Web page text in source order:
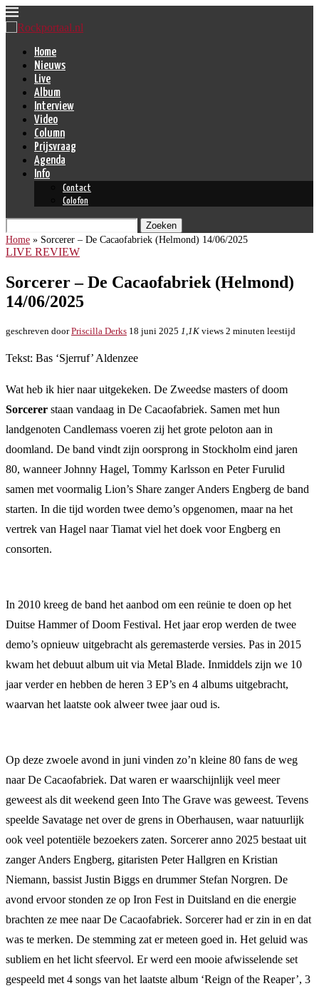
Home
Nieuws
Live
Album
Interview
Video
Column
Prijsvraag
Agenda
Info
Contact
Colofon
Zoeken
Home » Sorcerer – De Cacaofabriek (Helmond) 14/06/2025
LIVE REVIEW
Sorcerer – De Cacaofabriek (Helmond)
14/06/2025
geschreven doorPriscilla Derks 18 juni 2025 1,1K views 2 minuten leestijd
Tekst: Bas ‘Sjerruf’ Aldenzee
Wat heb ik hier naar uitgekeken. De Zweedse masters of doom
Sorcerer staan vandaag in De Cacaofabriek. Samen met hun
landgenoten Candlemass voeren zij het grote peloton aan in
doomland. De band vindt zijn oorsprong in Stockholm eind jaren
80, wanneer Johnny Hagel, Tommy Karlsson en Peter Furulid
samen met voormalig Lion’s Share zanger Anders Engberg de band
starten. In die tijd worden twee demo’s opgenomen, maar na het
vertrek van Hagel naar Tiamat viel het doek voor Engberg en
consorten.
In 2010 kreeg de band het aanbod om een reünie te doen op het
Duitse Hammer of Doom Festival. Het jaar erop werden de twee
demo’s opnieuw uitgebracht als geremasterde versies. Pas in 2015
kwam het debuut album uit via Metal Blade. Inmiddels zijn we 10
jaar verder en hebben de heren 3 EP’s en 4 albums uitgebracht,
waarvan het laatste ook alweer twee jaar oud is.
Op deze zwoele avond in juni vinden zo’n kleine 80 fans de weg
naar De Cacaofabriek. Dat waren er waarschijnlijk veel meer
geweest als dit weekend geen Into The Grave was geweest. Tevens
speelde Savatage net over de grens in Oberhausen, waar natuurlijk
ook veel potentiële bezoekers zaten. Sorcerer anno 2025 bestaat uit
zanger Anders Engberg, gitaristen Peter Hallgren en Kristian
Niemann, bassist Justin Biggs en drummer Stefan Norgren. De
avond ervoor stonden ze op Iron Fest in Duitsland en die energie
brachten ze mee naar De Cacaofabriek. Sorcerer had er zin in en dat
was te merken. De stemming zat er meteen goed in. Het geluid was
subliem en het licht sfeervol. Er werd een mooie afwisselende set
gespeeld met 4 songs van het laatste album ‘Reign of the Reaper’, 3